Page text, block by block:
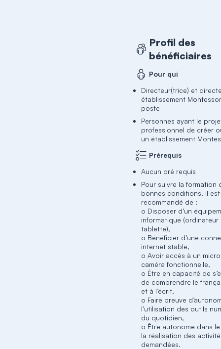
Profil des
bénéficiaires
Pour qui
Directeur(trice) et
établissement
poste
Personnes ayant le
professionnel de créer
un établissement
Prérequis
Aucun pré requis
Pour suivre la formation
bonnes conditions, il est
recommandé de :
o Disposer d’un
informatique (ordinateur
tablette),
o Bénéficier d’une
internet stable,
o Avoir accès à un
caméra fonctionnelle,
o Être en capacité de
de comprendre le
et à l’écrit,
o Faire preuve
l’utilisation des outils
du quotidien,
o Être autonome dans
la réalisation des
demandées.